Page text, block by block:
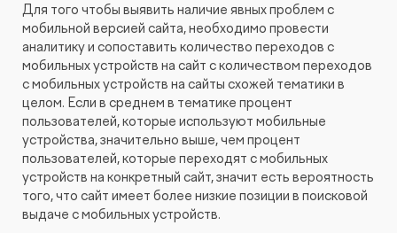
Для того чтобы выявить наличие явных проблем с
мобильной версией сайта, необходимо провести
аналитику и сопоставить количество переходов с
мобильных устройств на сайт с количеством переходов
с мобильных устройств на сайты схожей тематики в
целом. Если в среднем в тематике процент
пользователей, которые используют мобильные
устройства, значительно выше, чем процент
пользователей, которые переходят с мобильных
устройств на конкретный сайт, значит есть вероятность
того, что сайт имеет более низкие позиции в поисковой
выдаче с мобильных устройств.